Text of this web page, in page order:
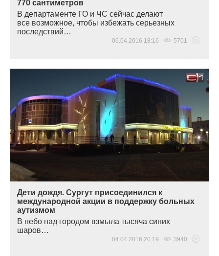
770 сантиметров
В департаменте ГО и ЧС сейчас делают
все возможное, чтобы избежать серьезных
последствий…
06.04.2016 18:16 5701
Дети дождя. Сургут присоединился к
международной акции в поддержку больных
аутизмом
В небо над городом взмыла тысяча синих
шаров…
04.04.2016 20:19 3940